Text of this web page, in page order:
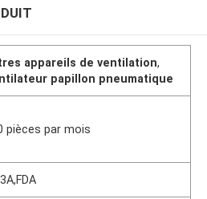
appareils de ventilation,
papillon pneumatique
pièces par mois